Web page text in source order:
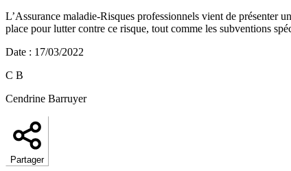
L’Assurance maladie-Risques professionnels vient de présenter
place pour lutter contre ce risque, tout comme les subventions
Date : 17/03/2022
C B
Cendrine Barruyer
Partager